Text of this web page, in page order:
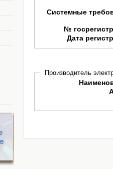
Системные
№
Дата
Производитель